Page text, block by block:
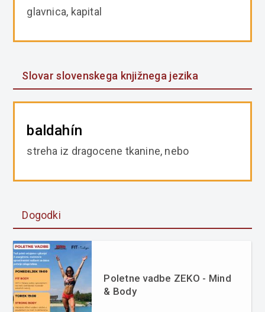
glavnica, kapital
Slovar slovenskega knjižnega jezika
baldahín
streha iz dragocene tkanine, nebo
Dogodki
Poletne vadbe ZEKO - Mind
& Body